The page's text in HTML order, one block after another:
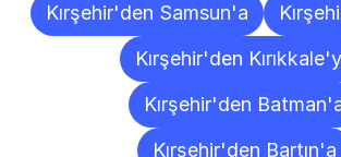
Kırşehir'den Samsun'a
Kırşehir'den
Kırşehir'den
Kırşehir'den Bartın'a